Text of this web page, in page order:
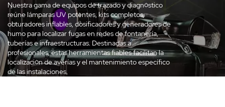
Nuestra gama de equipos de trazado y diagnóstico
reúne lámparas UV potentes, kits completos,
obturadores inflables, dosificadores y generadores de
humo para localizar fugas en redes de fontanería,
tuberías e infraestructuras. Destinadas a
profesionales, estas herramientas fiables facilitan la
localización de averías y el mantenimiento específico
de las instalaciones.